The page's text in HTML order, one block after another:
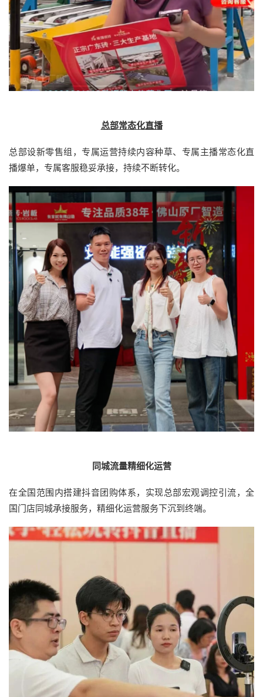
总部常态化直播
总部设新零售组，专属运营持续内容种草、专属主播常态化直
播爆单，专属客服稳妥承接，持续不断转化。
同城流量精细化运营
在全国范围内搭建抖音团购体系，实现总部宏观调控引流，全
国门店同城承接服务，精细化运营服务下沉到终端。